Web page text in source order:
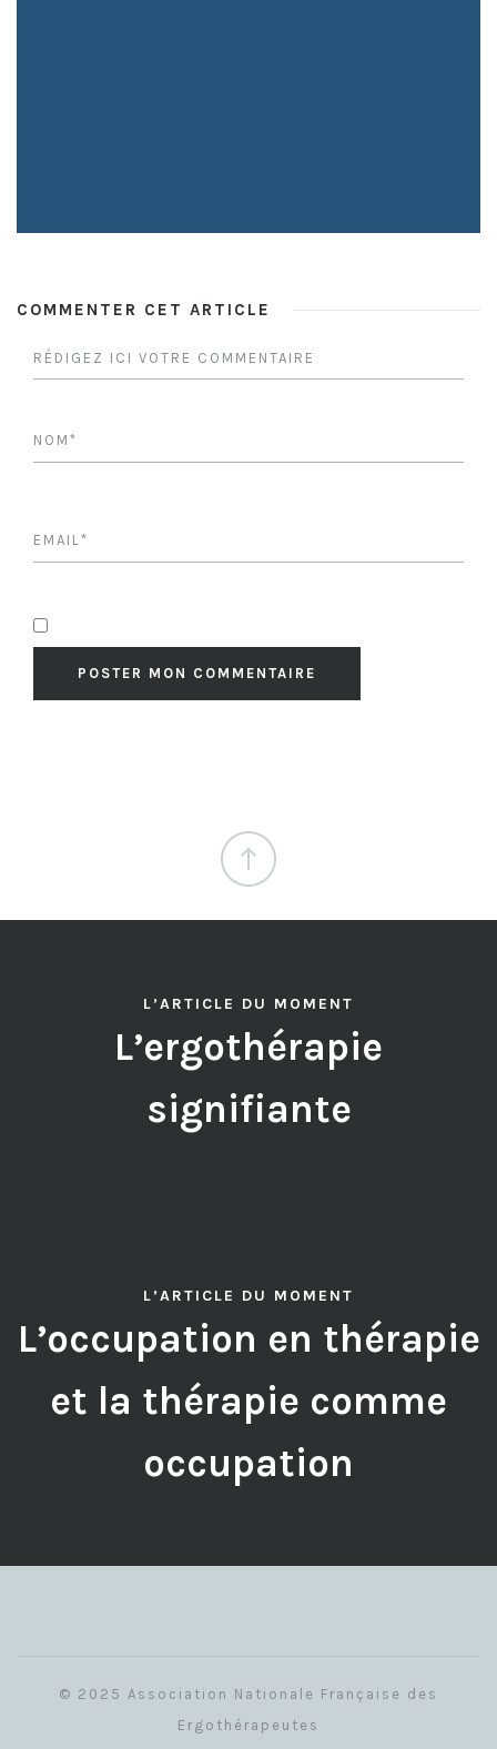
COMMENTER CET ARTICLE
L’ARTICLE DU MOMENT
L’ergothérapie
signifiante
L’ARTICLE DU MOMENT
L’occupation en thérapie
et la thérapie comme
occupation
© 2025 Association Nationale Française des
Ergothérapeutes